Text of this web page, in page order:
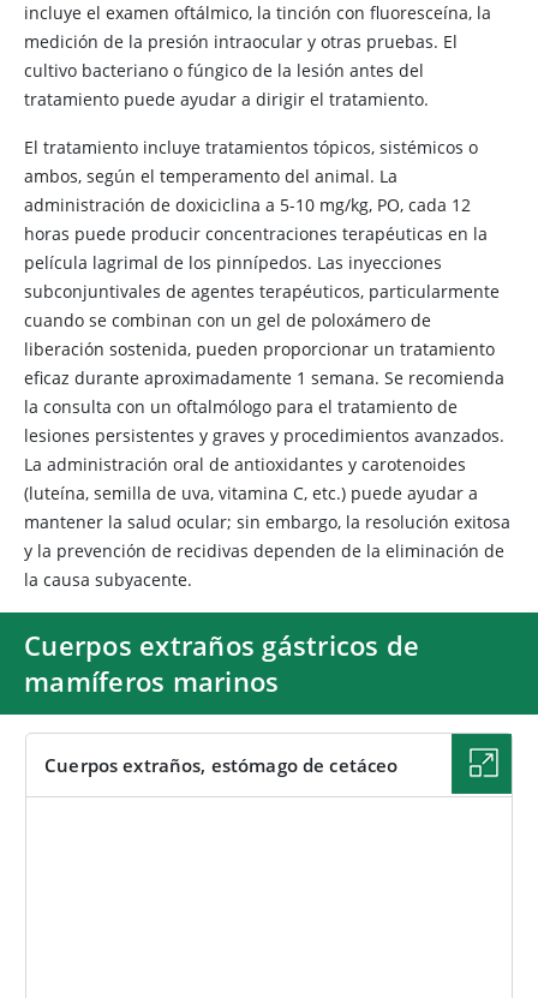
incluye el examen oftálmico, la tinción con fluoresceína, la
medición de la presión intraocular y otras pruebas. El
cultivo bacteriano o fúngico de la lesión antes del
tratamiento puede ayudar a dirigir el tratamiento.
El tratamiento incluye tratamientos tópicos, sistémicos o
ambos, según el temperamento del animal. La
administración de doxiciclina a 5-10 mg/kg, PO, cada 12
horas puede producir concentraciones terapéuticas en la
película lagrimal de los pinnípedos. Las inyecciones
subconjuntivales de agentes terapéuticos, particularmente
cuando se combinan con un gel de poloxámero de
liberación sostenida, pueden proporcionar un tratamiento
eficaz durante aproximadamente 1 semana. Se recomienda
la consulta con un oftalmólogo para el tratamiento de
lesiones persistentes y graves y procedimientos avanzados.
La administración oral de antioxidantes y carotenoides
(luteína, semilla de uva, vitamina C, etc.) puede ayudar a
mantener la salud ocular; sin embargo, la resolución exitosa
y la prevención de recidivas dependen de la eliminación de
la causa subyacente.
Cuerpos extraños gástricos de
mamíferos marinos
Cuerpos extraños, estómago de cetáceo